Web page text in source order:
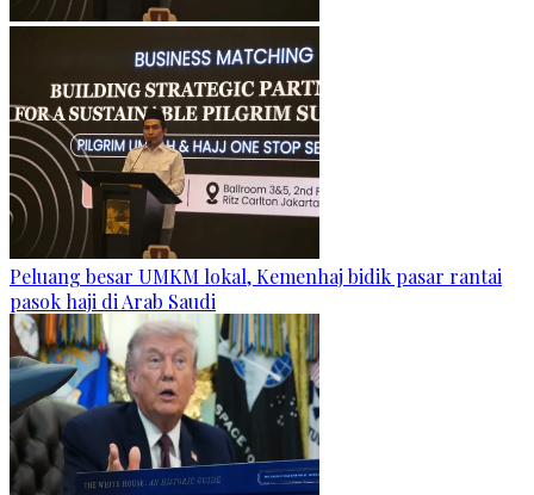
Peluang besar UMKM lokal, Kemenhaj bidik pasar rantai
pasok haji di Arab Saudi